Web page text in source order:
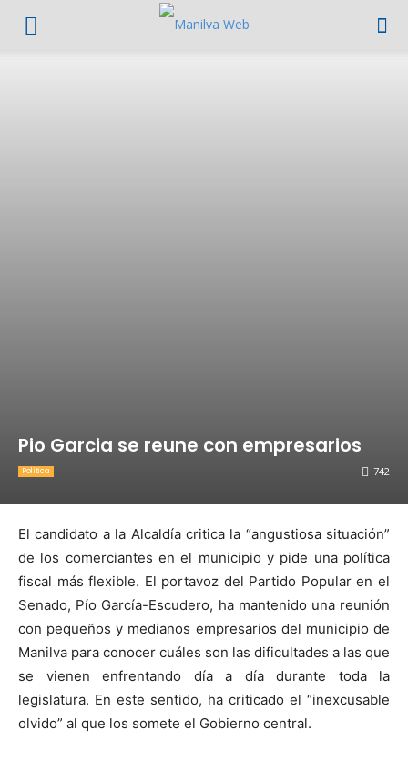
Pio Garcia se reune con empresarios
742
Política
El candidato a la Alcaldía critica la “angustiosa situación”
de los comerciantes en el municipio y pide una política
fiscal más flexible. El portavoz del Partido Popular en el
Senado, Pío García-Escudero, ha mantenido una reunión
con pequeños y medianos empresarios del municipio de
Manilva para conocer cuáles son las dificultades a las que
se vienen enfrentando día a día durante toda la
legislatura. En este sentido, ha criticado el “inexcusable
olvido” al que los somete el Gobierno central.